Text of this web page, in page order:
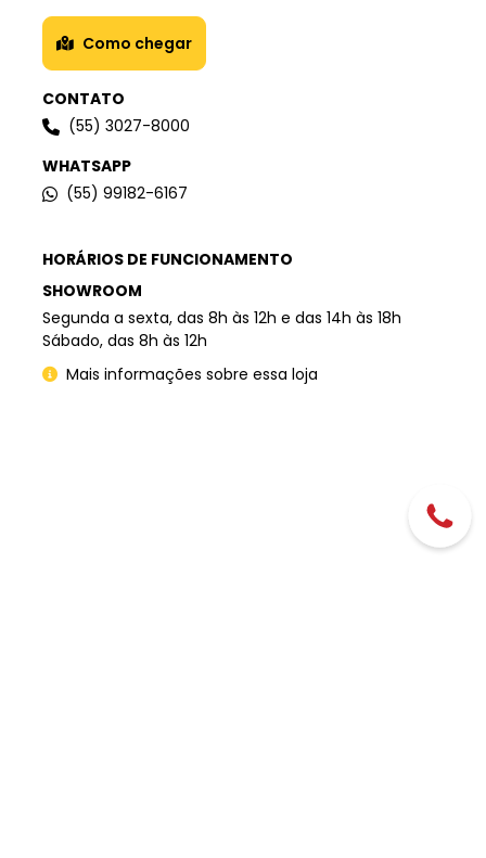
Como chegar
CONTATO
(55) 3027-8000
WHATSAPP
(55) 99182-6167
HORÁRIOS DE FUNCIONAMENTO
SHOWROOM
Segunda a sexta, das 8h às 12h e das 14h às 18h
Sábado, das 8h às 12h
Mais informações sobre essa loja